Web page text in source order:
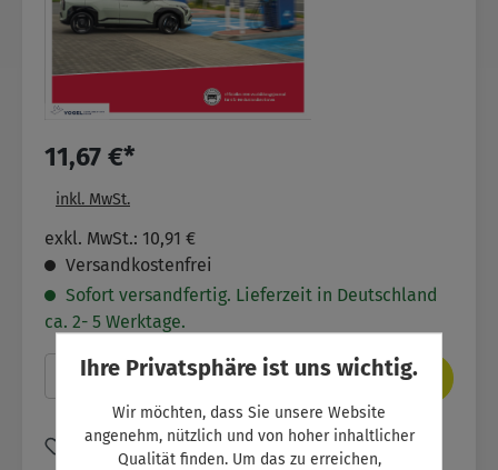
11,67 €*
inkl. MwSt.
exkl. MwSt.: 10,91 €
Versandkostenfrei
Sofort versandfertig. Lieferzeit in Deutschland
ca. 2- 5 Werktage.
Produkt Anzahl: Gib den gewünschten
In den Warenkorb
Zum Merkzettel hinzufügen
Ihre Privatsphäre ist uns wichtig.
Wir möchten, dass Sie unsere Website
angenehm, nützlich und von hoher inhaltlicher
Qualität finden. Um das zu erreichen,